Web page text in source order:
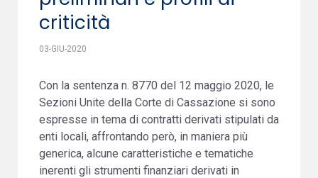
criticità
03-GIU-2020
Con la sentenza n. 8770 del 12 maggio 2020, le
Sezioni Unite della Corte di Cassazione si sono
espresse in tema di contratti derivati stipulati da
enti locali, affrontando però, in maniera più
generica, alcune caratteristiche e tematiche
inerenti gli strumenti finanziari derivati in